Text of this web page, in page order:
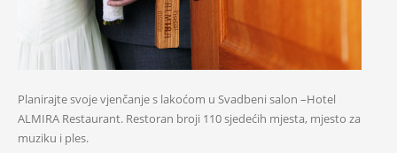
Planirajte svoje vjenčanje s lakoćom u Svadbeni salon –Hotel
ALMIRA Restaurant. Restoran broji 110 sjedećih mjesta, mjesto za
muziku i ples.